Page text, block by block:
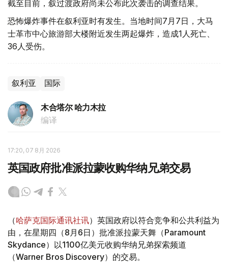
截至目前，叙过渡政府尚未公布此次袭击的调查结果。
恐怖爆炸事件在叙利亚时有发生。当地时间7月7日，大马
士革市中心旅游部大楼附近发生两起爆炸，造成1人死亡、
36人受伤。
叙利亚 国际
木合塔尔 哈力木拉
编译
17:20, 07 8月 2026
英国政府批准派拉蒙收购华纳兄弟交易
（哈萨克国际通讯社讯）英国政府以符合竞争和公共利益为
由，在星期四（8月6日）批准派拉蒙天舞（Paramount
Skydance）以1100亿美元收购华纳兄弟探索频道
（Warner Bros Discovery）的交易。